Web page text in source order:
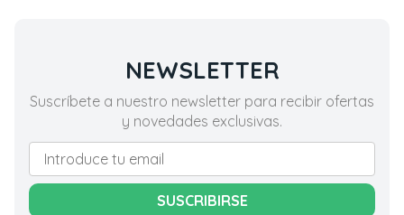
NEWSLETTER
Suscríbete a nuestro newsletter para recibir ofertas
y novedades exclusivas.
SUSCRIBIRSE